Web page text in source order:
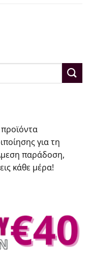
για τη
παράδοση,
κάθε μέρα!